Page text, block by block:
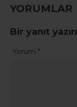
YORUMLAR
Bir yanıt yazın
Yorum *